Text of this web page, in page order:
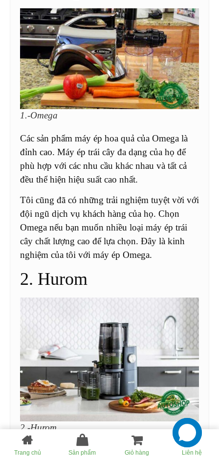
1.-Omega
Các sản phẩm máy ép hoa quả của Omega là
đỉnh cao. Máy ép trái cây đa dạng của họ để
phù hợp với các nhu cầu khác nhau và tất cả
đều thể hiện hiệu suất cao nhất.
Tôi cũng đã có những trải nghiệm tuyệt vời với
đội ngũ dịch vụ khách hàng của họ. Chọn
Omega nếu bạn muốn nhiều loại máy ép trái
cây chất lượng cao để lựa chọn. Đây là kinh
nghiệm của tôi với máy ép Omega.
2. Hurom
2.-Hurom
Hurom
là một thương hiệu Hàn Quốc 40 năm
Trang chủ Sản phẩm Giỏ hàng Liên hệ